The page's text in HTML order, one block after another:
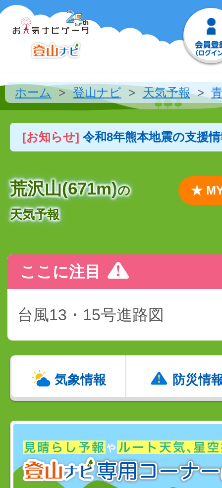
ホーム 登山ナビ 天気予報
[お知らせ] 令和8年熊本地震の支援
荒沢山(671m)の
天気予報
★
ここに注目
台風13・15号進路図
気象情報 防災情